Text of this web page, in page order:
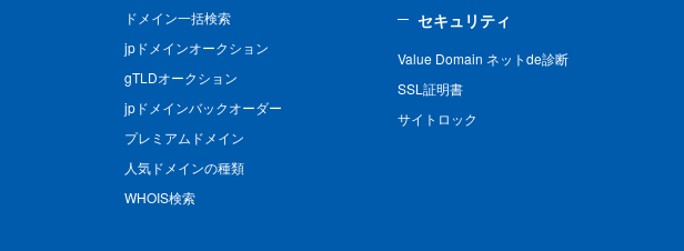
ドメイン一括検索
jpドメインオークション
gTLDオークション
jpドメインバックオーダー
プレミアムドメイン
人気ドメインの種類
WHOIS検索
セキュリティ
Value Domain ネットde診断
SSL証明書
サイトロック